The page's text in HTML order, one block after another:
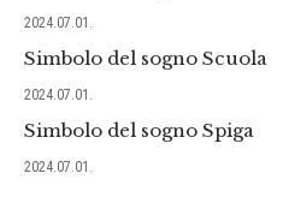
2024.07.01.
Simbolo del sogno Scuola
2024.07.01.
Simbolo del sogno Spiga
2024.07.01.